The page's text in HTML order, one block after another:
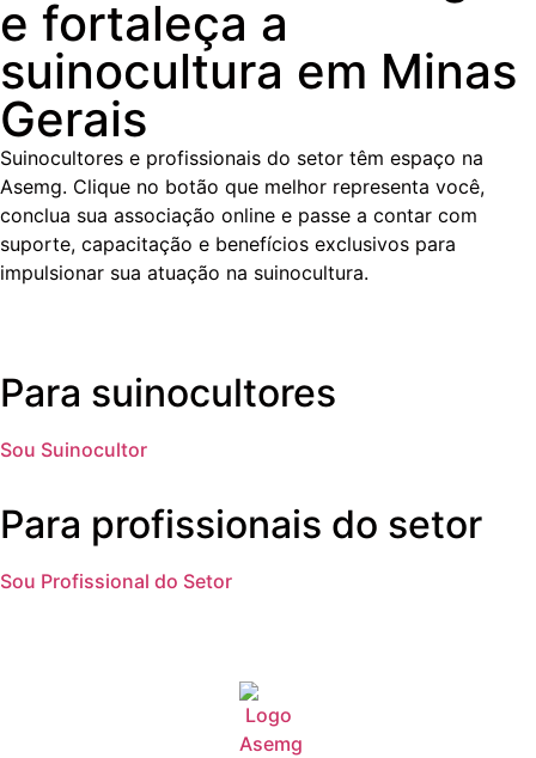
e fortaleça a
suinocultura em Minas
Gerais
Suinocultores e profissionais do setor têm espaço na
Asemg. Clique no botão que melhor representa você,
conclua sua associação online e passe a contar com
suporte, capacitação e benefícios exclusivos para
impulsionar sua atuação na suinocultura.
Para suinocultores
Sou Suinocultor
Para profissionais do setor
Sou Profissional do Setor